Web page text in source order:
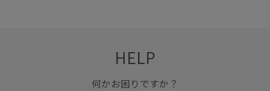
HELP
何かお困りですか？